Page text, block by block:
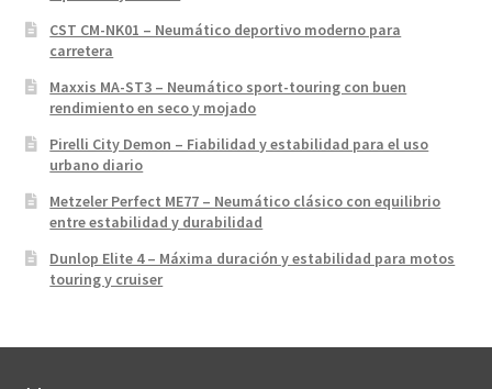
CST CM-NK01 – Neumático deportivo moderno para
carretera
Maxxis MA-ST3 – Neumático sport-touring con buen
rendimiento en seco y mojado
Pirelli City Demon – Fiabilidad y estabilidad para el uso
urbano diario
Metzeler Perfect ME77 – Neumático clásico con equilibrio
entre estabilidad y durabilidad
Dunlop Elite 4 – Máxima duración y estabilidad para motos
touring y cruiser